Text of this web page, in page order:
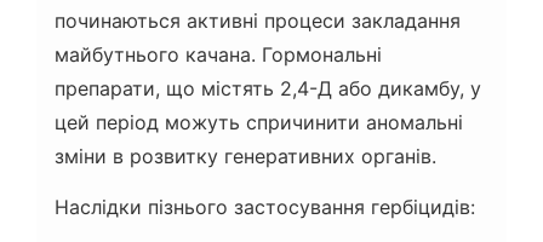
починаються активні процеси закладання
майбутнього качана. Гормональні
препарати, що містять 2,4-Д або дикамбу, у
цей період можуть спричинити аномальні
зміни в розвитку генеративних органів.
Наслідки пізнього застосування гербіцидів: